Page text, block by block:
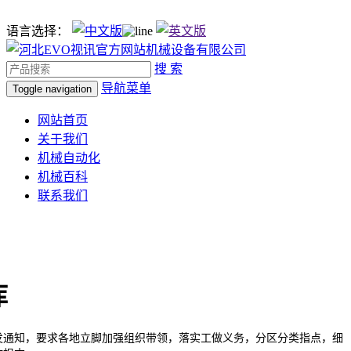
语言选择：
搜 索
Toggle navigation 导航菜单
网站首页
关于我们
机械自动化
机械百科
联系我们
，要求各地立脚加强组织带领，落实工做义务，分区分类指点，细